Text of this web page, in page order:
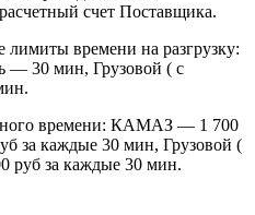
счет Поставщика.
времени на разгрузку:
30 мин, Грузовой ( с
времени: КАМАЗ — 1 700
за каждые 30 мин, Грузовой (
руб за каждые 30 мин.